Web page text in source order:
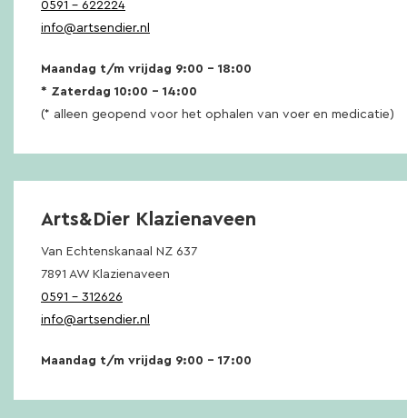
0591 – 622224
info@artsendier.nl
Maandag t/m vrijdag 9:00 – 18:00
* Zaterdag 10:00 – 14:00
(* alleen geopend voor het ophalen van voer en medicatie)
Arts&Dier Klazienaveen
Van Echtenskanaal NZ 637
7891 AW Klazienaveen
0591 – 312626
info@artsendier.nl
Maandag t/m vrijdag 9:00 – 17:00